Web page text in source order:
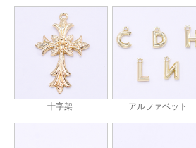
十字架 アルファベット